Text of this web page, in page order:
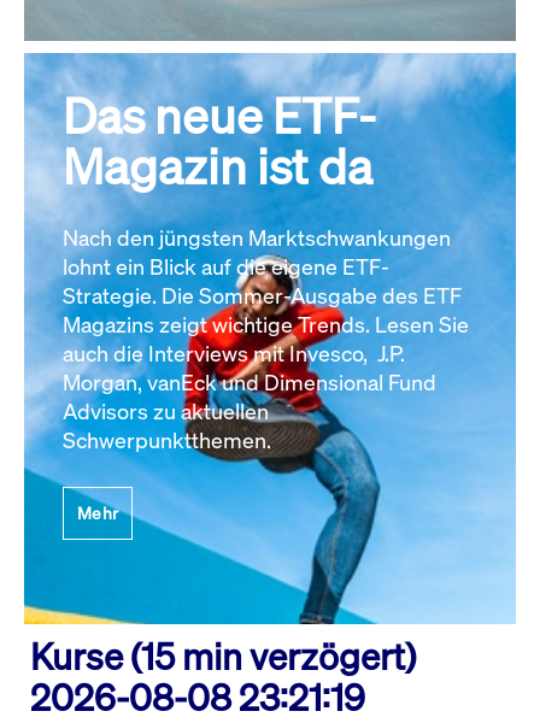
Alle Events
Das neue ETF-
Magazin ist da
Nach den jüngsten Marktschwankungen
lohnt ein Blick auf die eigene ETF-
Strategie. Die Sommer-Ausgabe des ETF
Magazins zeigt wichtige Trends. Lesen Sie
auch die Interviews mit Invesco, J.P.
Morgan, vanEck und Dimensional Fund
Advisors zu aktuellen
Schwerpunktthemen.
Mehr
Kurse (15 min verzögert)
2026-08-08 23:21:19